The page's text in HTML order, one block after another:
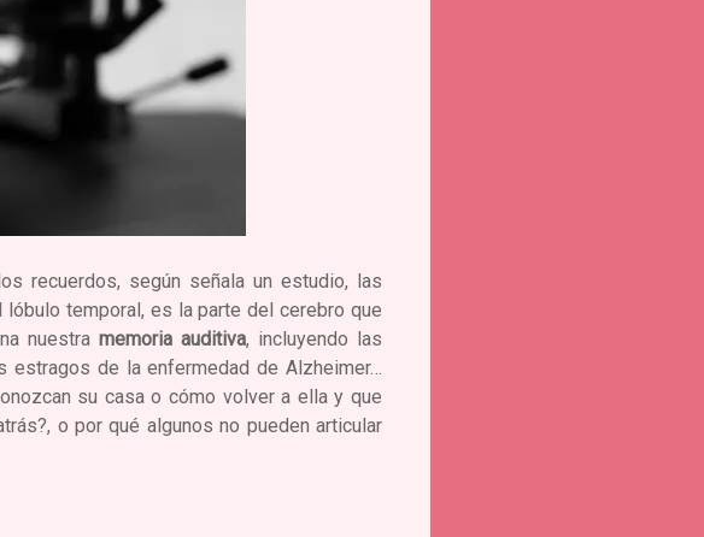
recuerdos, según señala un estudio, las
lóbulo temporal, es la parte del cerebro que
nuestramemoria auditiva, incluyendo las
de la enfermedad de Alzheimer…
su casa o cómo volver a ella y que
o por qué algunos no pueden articular